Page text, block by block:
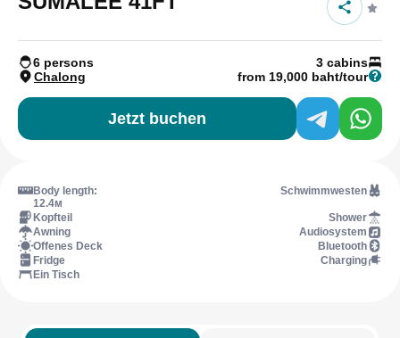
6 persons
3 cabins
Chalong
from 19,000 baht/tour
Jetzt buchen
Body length:
12.4м
Schwimmwesten
Kopfteil
Shower
Awning
Audiosystem
Offenes Deck
Bluetooth
Fridge
Charging
Ein Tisch